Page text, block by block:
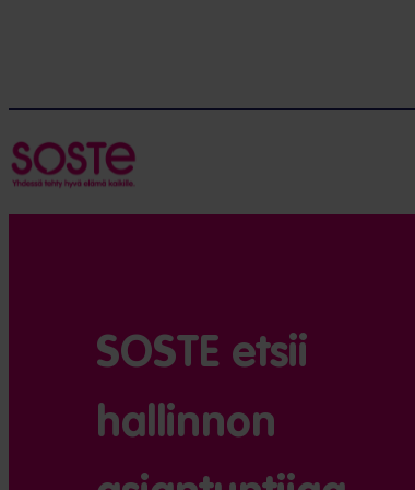
SOSTE etsii
hallinnon